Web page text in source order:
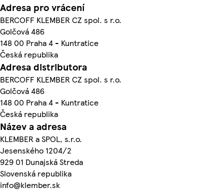
Adresa pro vrácení
BERCOFF KLEMBER CZ spol. s r.o.
Golčová 486
148 00 Praha 4 - Kuntratice
Česká republika
Adresa distributora
BERCOFF KLEMBER CZ spol. s r.o.
Golčová 486
148 00 Praha 4 - Kuntratice
Česká republika
Název a adresa
KLEMBER a SPOL, s.r.o.
Jesenského 1204/2
929 01 Dunajská Streda
Slovenská republika
info@klember.sk